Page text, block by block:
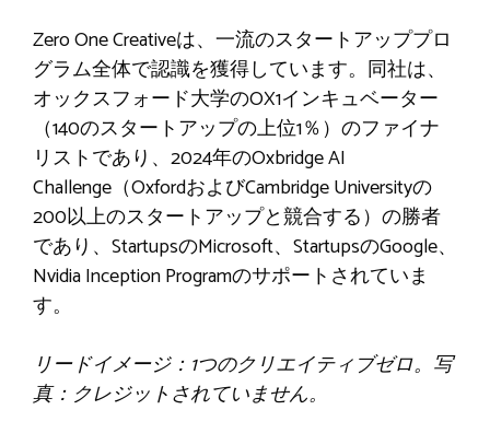
Zero One Creativeは、一流のスタートアッププロ
グラム全体で認識を獲得しています。同社は、
オックスフォード大学のOX1インキュベーター
（140のスタートアップの上位1％）のファイナ
リストであり、2024年のOxbridge AI
Challenge（OxfordおよびCambridge Universityの
200以上のスタートアップと競合する）の勝者
であり、StartupsのMicrosoft、StartupsのGoogle、
Nvidia Inception Programのサポートされていま
す。
リードイメージ：1つのクリエイティブゼロ。写
真：クレジットされていません。